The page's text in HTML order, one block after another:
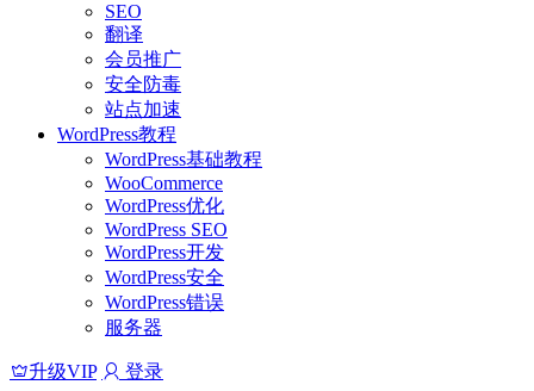
SEO
翻译
会员推广
安全防毒
站点加速
WordPress教程
WordPress基础教程
WooCommerce
WordPress优化
WordPress SEO
WordPress开发
WordPress安全
WordPress错误
服务器
升级VIP 登录